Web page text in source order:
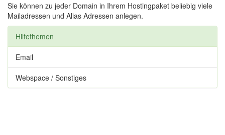
Sie können zu jeder Domain in Ihrem Hostingpaket beliebig viele
Mailadressen und Alias Adressen anlegen.
Hilfethemen
Email
Webspace / Sonstiges